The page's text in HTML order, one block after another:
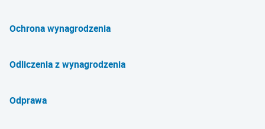
Ochrona wynagrodzenia
Odliczenia z wynagrodzenia
Odprawa